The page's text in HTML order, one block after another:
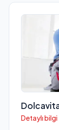
Detaylı